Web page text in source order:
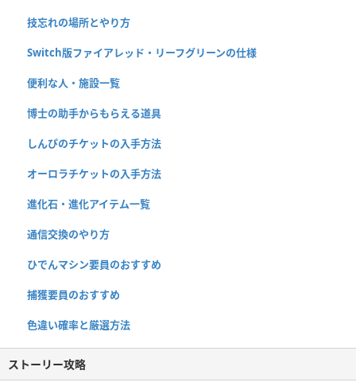
技忘れの場所とやり方
Switch版ファイアレッド・リーフグリーンの仕様
便利な人・施設一覧
博士の助手からもらえる道具
しんぴのチケットの入手方法
オーロラチケットの入手方法
進化石・進化アイテム一覧
通信交換のやり方
ひでんマシン要員のおすすめ
捕獲要員のおすすめ
色違い確率と厳選方法
ストーリー攻略